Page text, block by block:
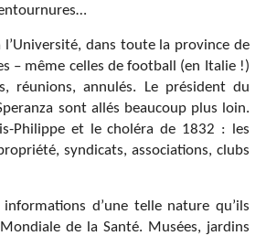
l’Université, dans toute la province de
– même celles de football (en Italie !)
réunions, annulés. Le président du
sont allés beaucoup plus loin.
Philippe et le choléra de 1832 : les
syndicats, associations, clubs
d’une telle nature qu’ils
de la Santé. Musées, jardins